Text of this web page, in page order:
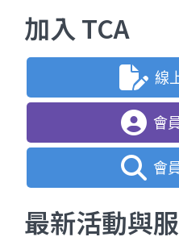
加入 TCA
線
會
會
最新活動與